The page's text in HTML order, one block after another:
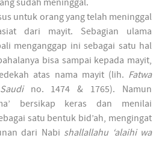
sudah meninggal.
untuk orang yang telah meninggal
dari mayit. Sebagian ulama
menganggap ini sebagai satu hal
bisa sampai kepada mayit,
atas nama mayit (lih. Fatwa
no. 1474 & 1765). Namun
bersikap keras dan menilai
satu bentuk bid’ah, mengingat
dari Nabi shallallahu ‘alaihi wa